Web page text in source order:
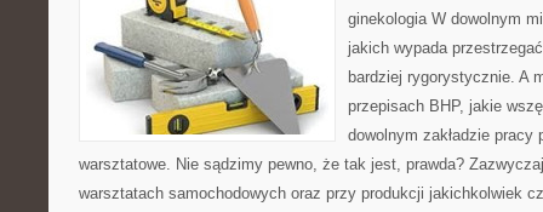
ginekologia W dowolnym
jakich wypada
bardziej rygorystycznie. A
przepisach BHP, jakie
dowolnym zakładzie pracy
warsztatowe. Nie sądzimy pewno, że tak jest, prawda?
warsztatach samochodowych oraz przy produkcji jakichkolwiek